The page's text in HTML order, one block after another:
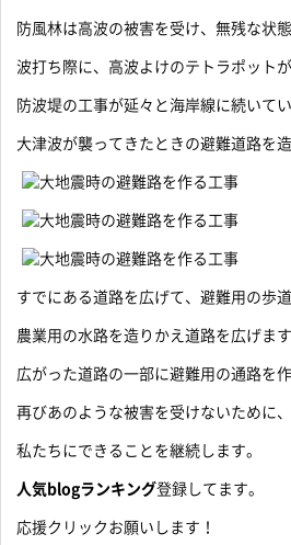
防風林は高波の被害を受け、無残な状
波打ち際に、高波よけのテトラポット
防波堤の工事が延々と海岸線に続いてい
大津波が襲ってきたときの避難道路を造
すでにある道路を広げて、避難用の歩道
農業用の水路を造りかえ道路を広げます
広がった道路の一部に避難用の通路を作
再びあのような被害を受けないために、
私たちにできることを継続します。
人気blogランキング登録してます。
応援クリックお願いします！